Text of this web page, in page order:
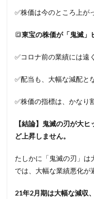
✅株価は今のところ上が
🔳東宝の株価が「鬼滅」
✅コロナ前の業績には遠
✅配当も、大幅な減配と
✅株価の指標は、かなり
【結論】鬼滅の刃が大
ど上昇しません。
たしかに「鬼滅の刃」は
では、大幅な業績悪化が
21年2月期は大幅な減収